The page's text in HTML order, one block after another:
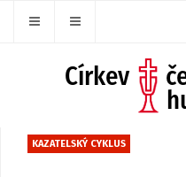
KAZATELSKÝ CYKLUS